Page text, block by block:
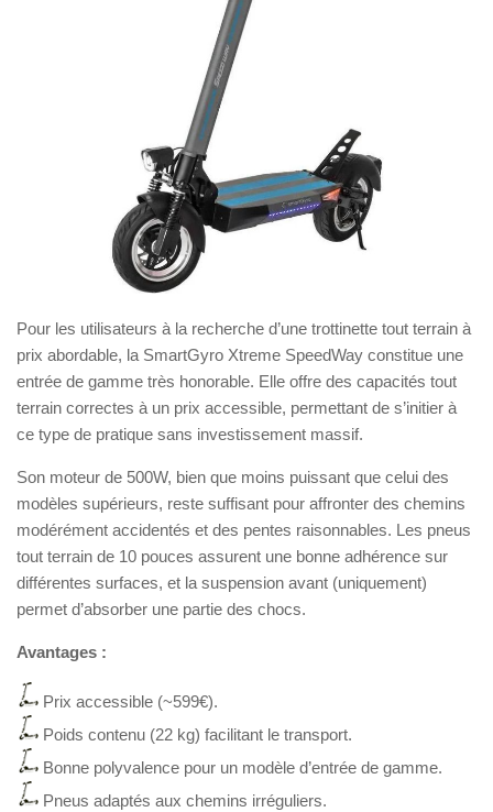
Pour les utilisateurs à la recherche d’une trottinette tout terrain à
prix abordable, la SmartGyro Xtreme SpeedWay constitue une
entrée de gamme très honorable. Elle offre des capacités tout
terrain correctes à un prix accessible, permettant de s’initier à
ce type de pratique sans investissement massif.
Son moteur de 500W, bien que moins puissant que celui des
modèles supérieurs, reste suffisant pour affronter des chemins
modérément accidentés et des pentes raisonnables. Les pneus
tout terrain de 10 pouces assurent une bonne adhérence sur
différentes surfaces, et la suspension avant (uniquement)
permet d’absorber une partie des chocs.
Avantages :
Prix accessible (~599€).
Poids contenu (22 kg) facilitant le transport.
Bonne polyvalence pour un modèle d’entrée de gamme.
Pneus adaptés aux chemins irréguliers.